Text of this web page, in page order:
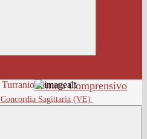
Istituto Comprensivo
Concordia Sagittaria (VE)